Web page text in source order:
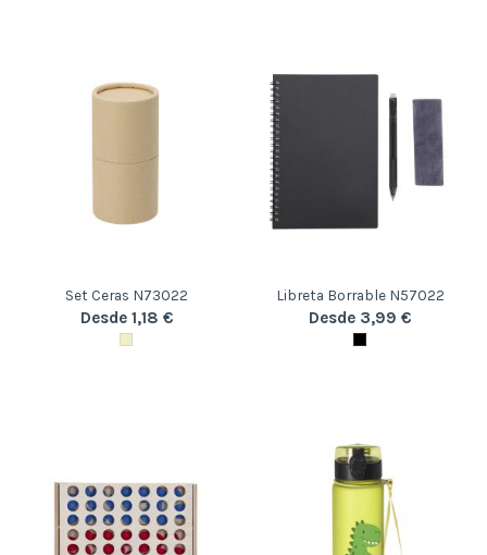
Set Ceras N73022
Desde 1,18 €
Libreta Borrable N57022
Desde 3,99 €